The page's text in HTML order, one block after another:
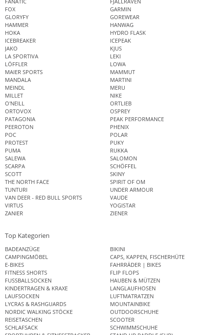
FOX
GARMIN
GLORYFY
GOREWEAR
HAMMER
HANWAG
HOKA
HYDRO FLASK
ICEBREAKER
ICEPEAK
JAKO
KJUS
LA SPORTIVA
LEKI
LÖFFLER
LOWA
MAIER SPORTS
MAMMUT
MANDALA
MARTINI
MEINDL
MERU
MILLET
NIKE
O'NEILL
ORTLIEB
ORTOVOX
OSPREY
PATAGONIA
PEAK PERFORMANCE
PEEROTON
PHENIX
POC
POLAR
PROTEST
PUKY
PUMA
RUKKA
SALEWA
SALOMON
SCARPA
SCHÖFFEL
SCOTT
SKINY
THE NORTH FACE
SPIRIT OF OM
TUNTURI
UNDER ARMOUR
VAN DEER - RED BULL SPORTS
VAUDE
VIRTUS
YOGISTAR
ZANIER
ZIENER
Top Kategorien
BADEANZÜGE
BIKINI
CAMPINGMÖBEL
CAPS, KAPPEN, FISCHERHÜTE
E-BIKES
FAHRRÄDER | BIKES
FITNESS SHORTS
FLIP FLOPS
FUSSBALLSOCKEN
HAUBEN & MÜTZEN
KINDERTRAGEN & KRAXE
LANGLAUFHOSEN
LAUFSOCKEN
LUFTMATRATZEN
LYCRAS & RASHGUARDS
MOUNTAINBIKE
NORDIC WALKING STÖCKE
OUTDOORSCHUHE
REISETASCHEN
SCOOTER
SCHLAFSACK
SCHWIMMSCHUHE